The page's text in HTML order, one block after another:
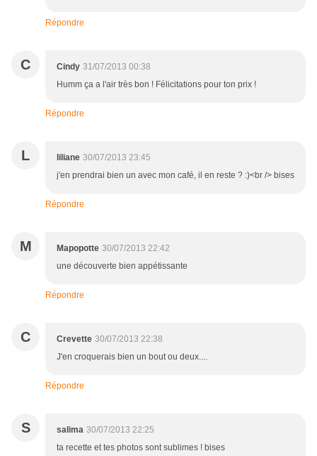
Répondre
C Cindy 31/07/2013 00:38
Humm ça a l'air très bon ! Félicitations pour ton prix !
Répondre
L liliane 30/07/2013 23:45
j'en prendrai bien un avec mon café, il en reste ? :)<br /> bises
Répondre
M Mapopotte 30/07/2013 22:42
une découverte bien appétissante
Répondre
C Crevette 30/07/2013 22:38
J'en croquerais bien un bout ou deux....
Répondre
S salima 30/07/2013 22:25
ta recette et tes photos sont sublimes ! bises